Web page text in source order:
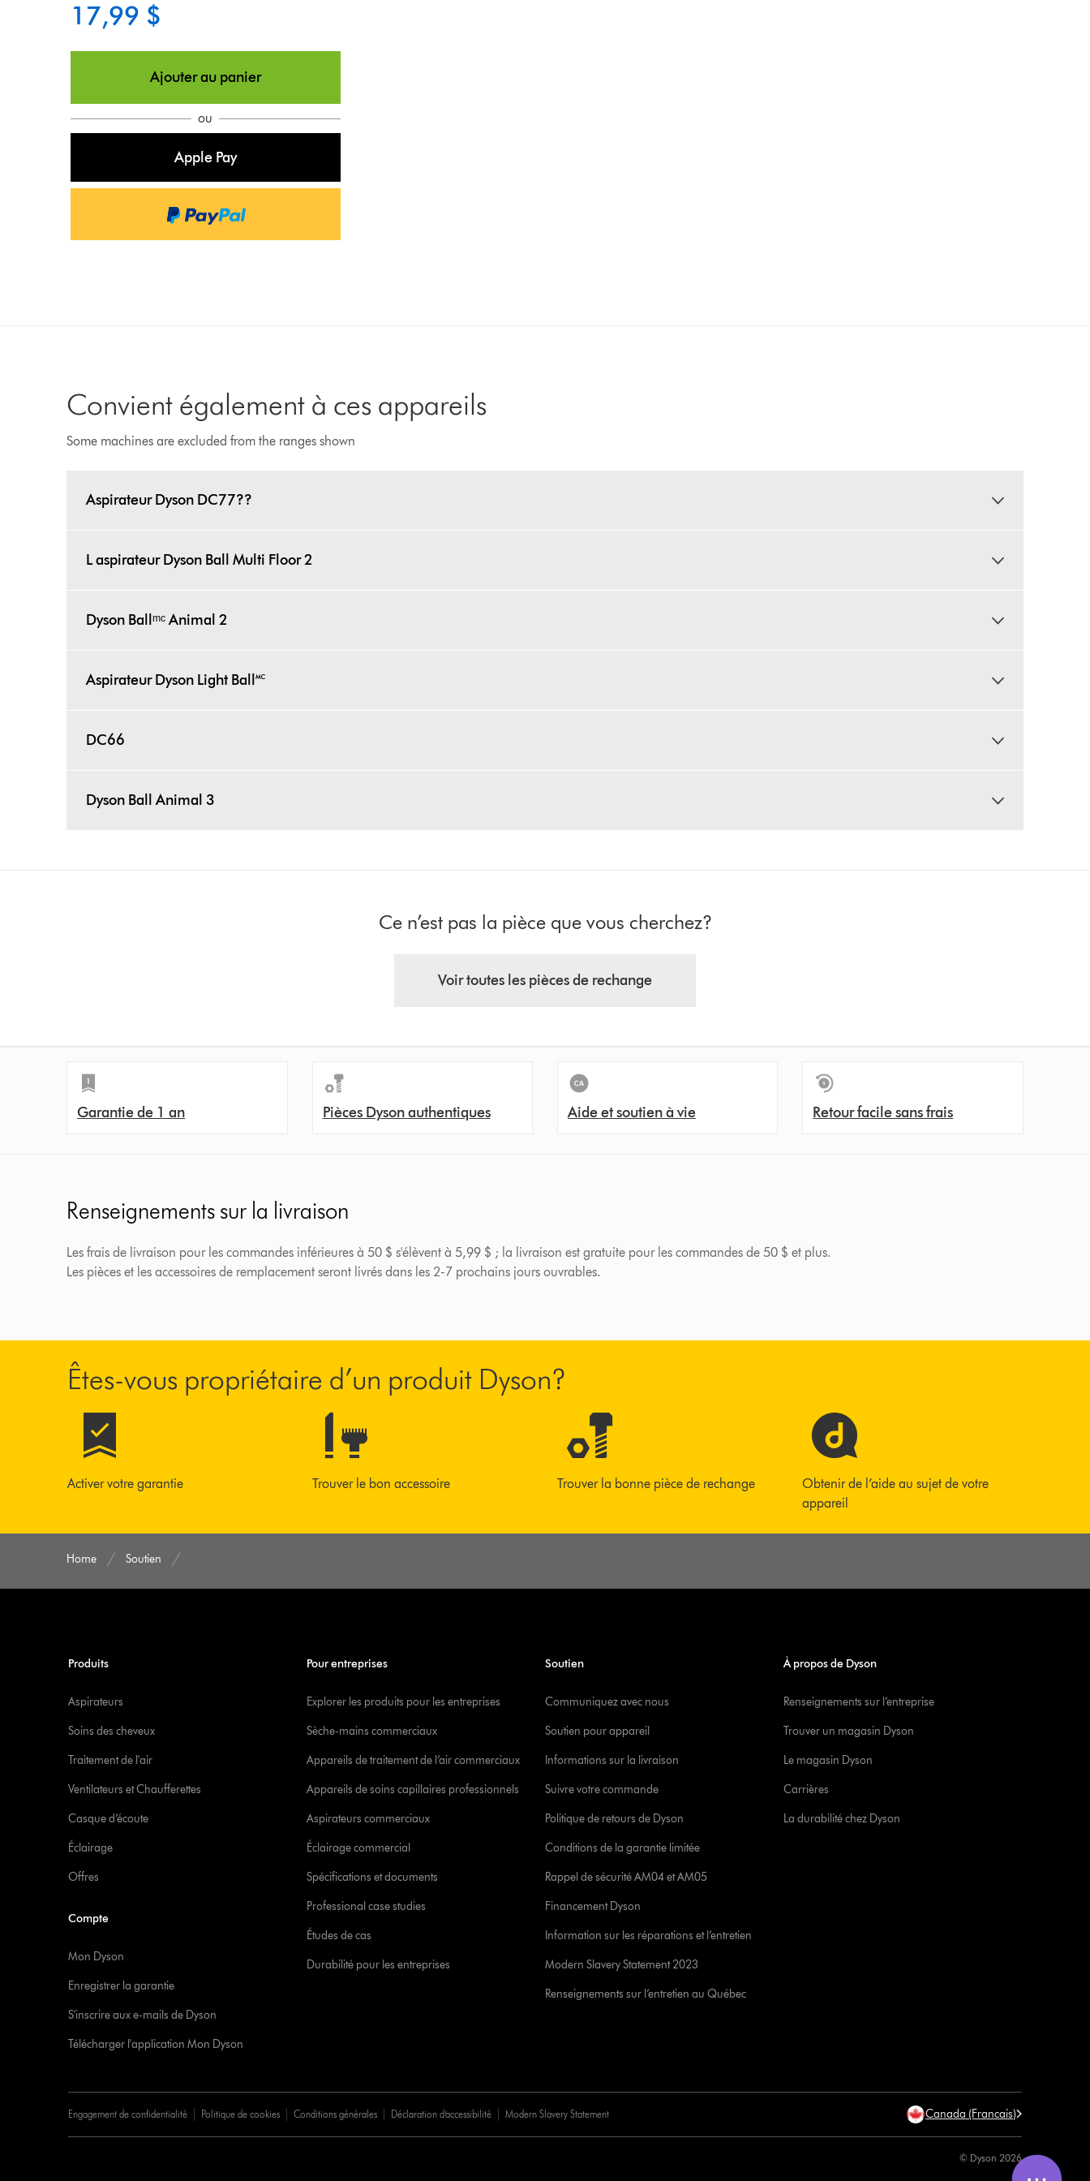
17,99 $
Ajouter au panier
ou
Apple Pay
Convient également à ces appareils
Some machines are excluded from the ranges shown
Aspirateur Dyson DC77??
L aspirateur Dyson Ball Multi Floor 2
Dyson Ballᵐᶜ Animal 2
Aspirateur Dyson Light Ball🅪
DC66
Dyson Ball Animal 3
Ce n’est pas la pièce que vous cherchez?
Voir toutes les pièces de rechange
Garantie de 1 an Pièces Dyson authentiques Aide et soutien à vie Retour facile sans frais
Renseignements sur la livraison
Les frais de livraison pour les commandes inférieures à 50 $ s'élèvent à 5,99 $ ; la livraison est gratuite pour les commandes de 50 $ et plus.
Les pièces et les accessoires de remplacement seront livrés dans les 2-7 prochains jours ouvrables.
Êtes-vous propriétaire d’un produit Dyson?
Activer votre garantie Trouver le bon accessoire Trouver la bonne pièce de rechange
Obtenir de l’aide au sujet de votre
appareil
Home Soutien
Produits
Aspirateurs
Soins des cheveux
Traitement de l'air
Ventilateurs et Chaufferettes
Casque d’écoute
Éclairage
Offres
Compte
Mon Dyson
Enregistrer la garantie
S'inscrire aux e-mails de Dyson
Télécharger l'application Mon Dyson
Pour entreprises
Explorer les produits pour les entreprises
Sèche-mains commerciaux
Appareils de traitement de l’air commerciaux
Appareils de soins capillaires professionnels
Aspirateurs commerciaux
Éclairage commercial
Spécifications et documents
Professional case studies
Études de cas
Durabilité pour les entreprises
Soutien
Communiquez avec nous
Soutien pour appareil
Informations sur la livraison
Suivre votre commande
Politique de retours de Dyson
Conditions de la garantie limitée
Rappel de sécurité AM04 et AM05
Financement Dyson
Information sur les réparations et l’entretien
Modern Slavery Statement 2023
Renseignements sur l’entretien au Québec
À propos de Dyson
Renseignements sur l’entreprise
Trouver un magasin Dyson
Le magasin Dyson
Carrières
La durabilité chez Dyson
Engagement de confidentialité Politique de cookies Conditions générales Déclaration d’accessibilité Modern Slavery Statement Canada (Francais)
© Dyson 2026